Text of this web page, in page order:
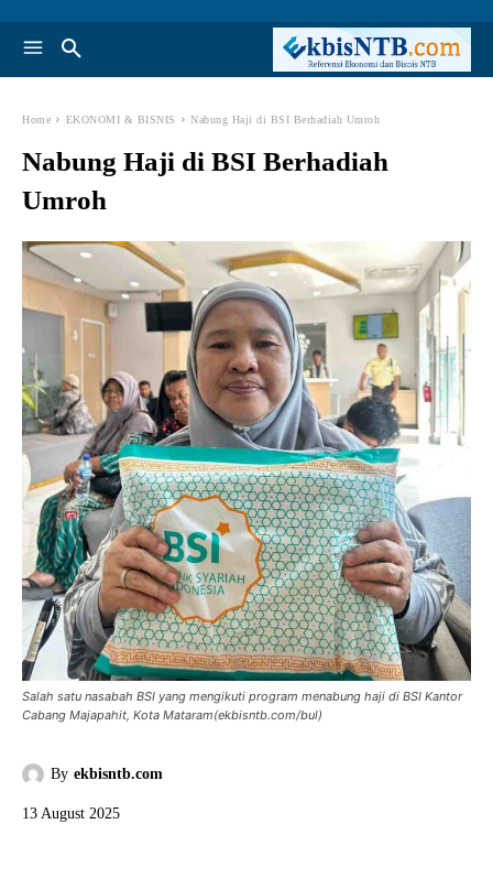
Home EKONOMI & BISNIS Nabung Haji di BSI Berhadiah Umroh
Nabung Haji di BSI Berhadiah
Umroh
Salah satu nasabah BSI yang mengikuti program menabung haji di BSI Kantor
Cabang Majapahit, Kota Mataram(ekbisntb.com/bul)
By ekbisntb.com
13 August 2025